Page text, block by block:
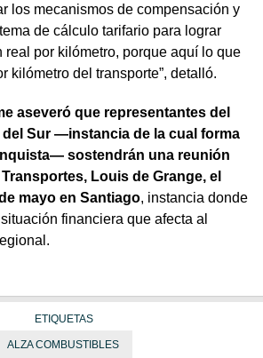
los mecanismos de compensación y
de cálculo tarifario para lograr
real por kilómetro, porque aquí lo que
kilómetro del transporte”, detalló.
aseveró que representantes del
Sur —instancia de la cual forma
sostendrán una reunión
Louis de Grange, el
mayo en Santiago, instancia donde
financiera que afecta al
ETIQUETAS
ALZA COMBUSTIBLES